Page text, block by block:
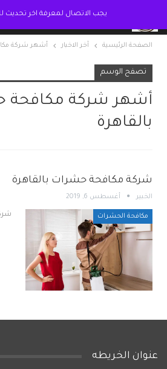
الصفحة الرئيسية آخر الاخبار أشهر شركة
تصفح الوسم
أشهر شركة مكافحة
بالقاهرة
شركة مكافحة حشرات بالقاهرة
الخبير أغسطس 6, 2019
مكافحة الحشرات
عنوان الخريطه
يجب الاتصال لمعرفة اخر تحديث